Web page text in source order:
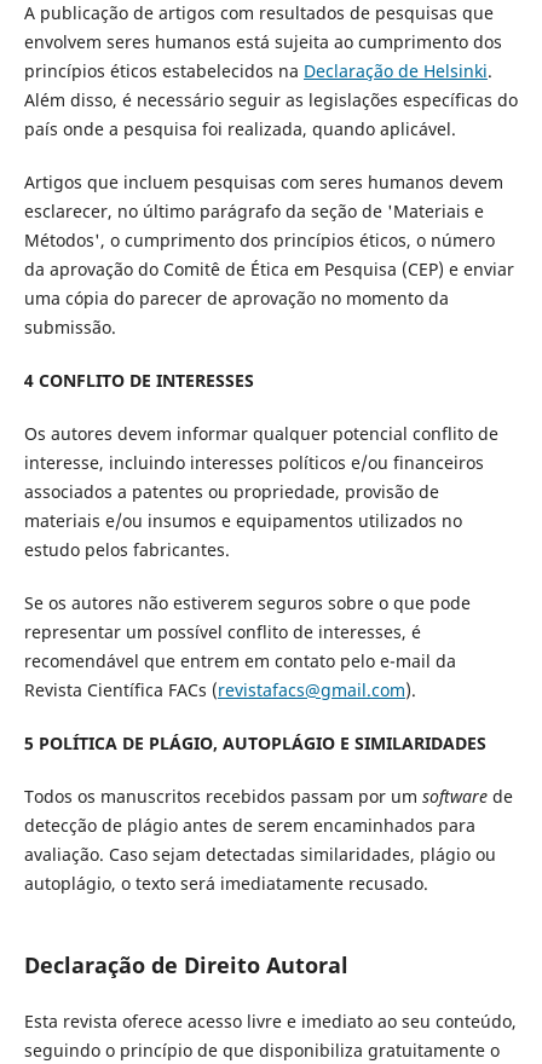
A publicação de artigos com resultados de pesquisas que
envolvem seres humanos está sujeita ao cumprimento dos
princípios éticos estabelecidos na Declaração de Helsinki.
Além disso, é necessário seguir as legislações específicas do
país onde a pesquisa foi realizada, quando aplicável.
Artigos que incluem pesquisas com seres humanos devem
esclarecer, no último parágrafo da seção de 'Materiais e
Métodos', o cumprimento dos princípios éticos, o número
da aprovação do Comitê de Ética em Pesquisa (CEP) e enviar
uma cópia do parecer de aprovação no momento da
submissão.
4 CONFLITO DE INTERESSES
Os autores devem informar qualquer potencial conflito de
interesse, incluindo interesses políticos e/ou financeiros
associados a patentes ou propriedade, provisão de
materiais e/ou insumos e equipamentos utilizados no
estudo pelos fabricantes.
Se os autores não estiverem seguros sobre o que pode
representar um possível conflito de interesses, é
recomendável que entrem em contato pelo e-mail da
Revista Científica FACs (revistafacs@gmail.com).
5 POLÍTICA DE PLÁGIO, AUTOPLÁGIO E SIMILARIDADES
Todos os manuscritos recebidos passam por um softwarede
detecção de plágio antes de serem encaminhados para
avaliação. Caso sejam detectadas similaridades, plágio ou
autoplágio, o texto será imediatamente recusado.
Declaração de Direito Autoral
Esta revista oferece acesso livre e imediato ao seu conteúdo,
seguindo o princípio de que disponibiliza gratuitamente o